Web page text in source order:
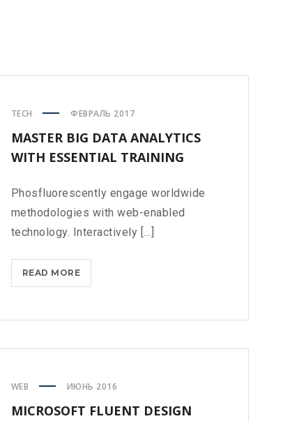
TECH ФЕВРАЛЬ 2017
MASTER BIG DATA ANALYTICS
WITH ESSENTIAL TRAINING
Phosfluorescently engage worldwide
methodologies with web-enabled
technology. Interactively [...]
READ MOREMASTER
BIG
ANALYTICS
WEB ИЮНЬ 2016
MICROSOFT FLUENT DESIGN